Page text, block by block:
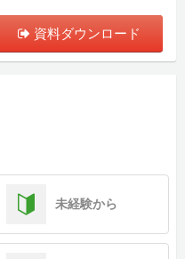
資料ダウンロード
未経験から